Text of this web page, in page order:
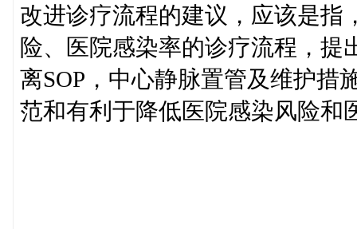
改进诊疗流程的建议，应该是指
险、医院感染率的诊疗流程，提
离SOP，中心静脉置管及维护措
范和有利于降低医院感染风险和